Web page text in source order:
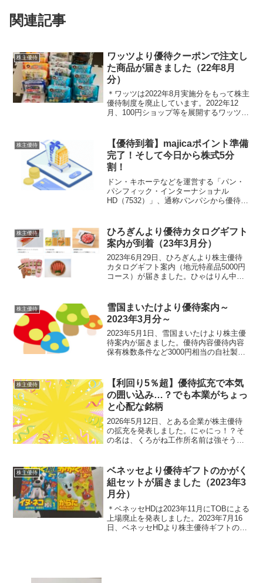
関連記事
株主優待
ワッツより優待クーポンで注文し
た商品が届きました（22年8月
分）
＊ワッツは2022年8月実施分をもって株主
優待制度を廃止しています。2022年12
月、100円ショップ等を展開するワッツ
注文した商品です油よごれクリーナー×３
個お掃...
株主優待
【優待到着】majicaポイント準備
完了！そして今日から株式5分
割！
ドン・キホーテなどを運営する「パン・
パシフィック・インターナショナル
HD（7532）」、通称パンパシから優待案
す！夜の経済を支える企業です優待内容
は「majicaポイン...
株主優待
ひろぎんより優待カタログギフト
案内が到着（23年3月分）
2023年6月29日、ひろぎんより株主優待
カタログギフト案内（地元特産品5000円
コース）が届きました。ひゃはりん中国
数に応じた優待内容となっています。ひ
ゃはママカタ...
株主優待
雪国まいたけより優待案内～
2023年3月分～
2023年5月1日、雪国まいたけより株主優
待案内が届きました。優待内容優待内容
保有株数条件など3000円相当の自社製品
以上記載）した株主のみに贈呈5000円相
当の自...
株主優待
【利回り5％超】優待拡充で本気
の囲い込み…？でも本業がちょっ
と心配な銘柄
2026年5月12日、とある企業が株主優待
の拡充を発表しました。にゃにっ！？そ
の名は、くろがね工作所名前は強そうで
容はこちら【現在の優待制度】100株保
有：1,000円...
株主優待
ベネッセより優待ギフトのかがく
組セットが届きました（2023年3
月分）
＊ベネッセHDは2023年11月にTOBによる
上場廃止を発表しました。2023年7月16
日、ベネッセHDより株主優待ギフトのか